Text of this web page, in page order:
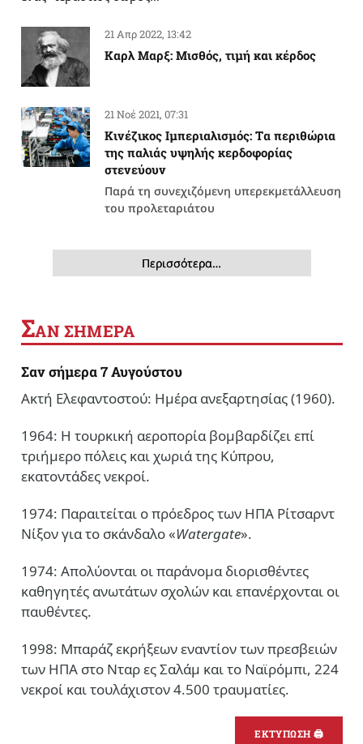
21 Απρ 2022, 13:42
Καρλ Μαρξ: Μισθός, τιμή και κέρδος
21 Νοέ 2021, 07:31
Κινέζικος Ιμπεριαλισμός: Tα περιθώρια
της παλιάς υψηλής κερδοφορίας
στενεύουν
Παρά τη συνεχιζόμενη υπερεκμετάλλευση
του προλεταριάτου
Περισσότερα…
ΣΑΝ ΣΗΜΕΡΑ
Σαν σήμερα 7 Αυγούστου
Ακτή Ελεφαντοστού: Ημέρα ανεξαρτησίας (1960).
1964: Η τουρκική αεροπορία βομβαρδίζει επί
τριήμερο πόλεις και χωριά της Κύπρου,
εκατοντάδες νεκροί.
1974: Παραιτείται ο πρόεδρος των ΗΠΑ Ρίτσαρντ
Νίξον για το σκάνδαλο «Watergate».
1974: Απολύονται οι παράνομα διορισθέντες
καθηγητές ανωτάτων σχολών και επανέρχονται οι
παυθέντες.
1998: Μπαράζ εκρήξεων εναντίον των πρεσβειών
των ΗΠΑ στο Νταρ ες Σαλάμ και το Ναϊρόμπι, 224
νεκροί και τουλάχιστον 4.500 τραυματίες.
ΕΚΤΥΠΩΣΗ 🖨